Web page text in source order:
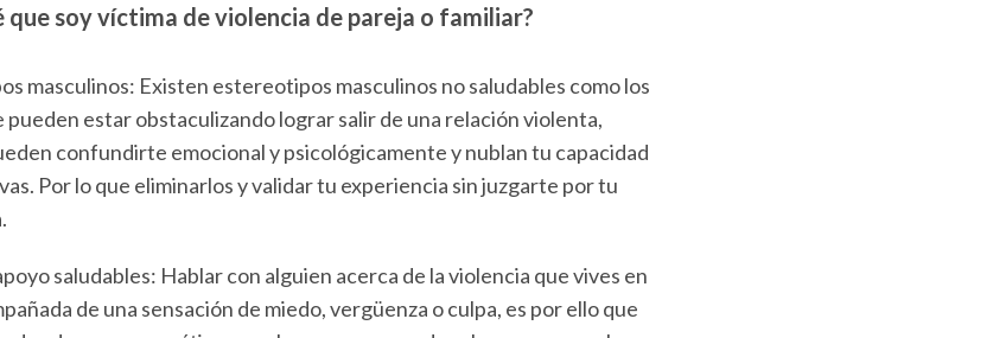
que soy víctima de violencia de pareja o familiar?
masculinos: Existen estereotipos masculinos no saludables como los
estar obstaculizando lograr salir de una relación violenta,
confundirte emocional y psicológicamente y nublan tu capacidad
Por lo que eliminarlos y validar tu experiencia sin juzgarte por tu
saludables: Hablar con alguien acerca de la violencia que vives en
de una sensación de miedo, vergüenza o culpa, es por ello que